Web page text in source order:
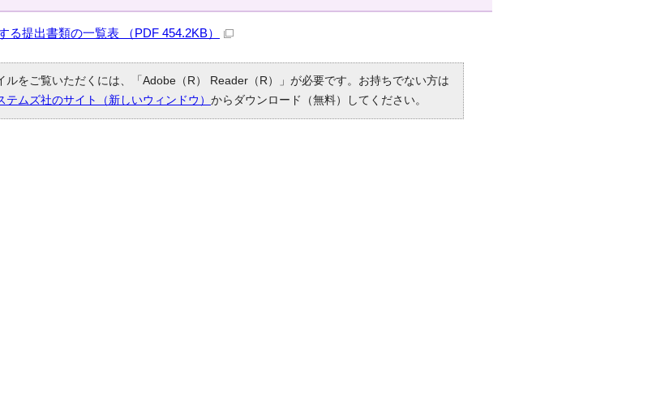
る提出書類の一覧表 （PDF 454.2KB）
ルをご覧いただくには、「Adobe（R） Reader（R）」が必要です。お持ちでない方は
テムズ社のサイト（新しいウィンドウ） からダウンロード（無料）してください。